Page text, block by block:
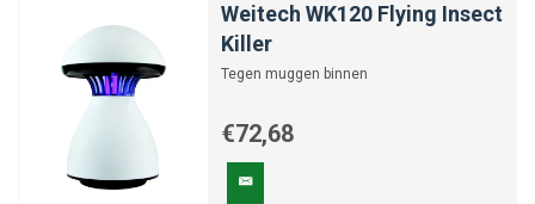
Weitech WK120 Flying Insect
Killer
Tegen muggen binnen
€72,68